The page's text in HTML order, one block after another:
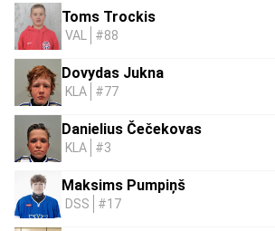
Toms Trockis
VAL #88
Dovydas Jukna
KLA #77
Danielius Čečekovas
KLA #3
Maksims Pumpiņš
DSS #17